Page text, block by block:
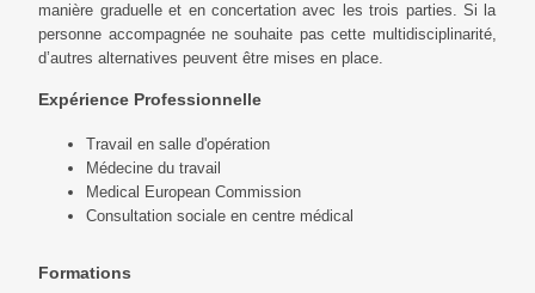
manière graduelle et en concertation avec les trois parties. Si la
personne accompagnée ne souhaite pas cette multidisciplinarité,
d’autres alternatives peuvent être mises en place.
Expérience Professionnelle
Travail en salle d'opération
Médecine du travail
Medical European Commission
Consultation sociale en centre médical
Formations